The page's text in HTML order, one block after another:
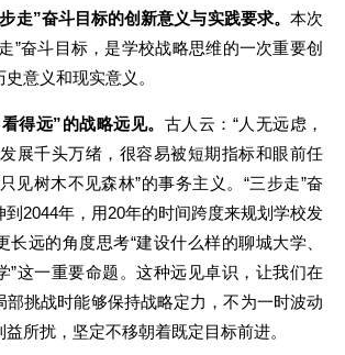
走”奋斗目标的创新意义与实践要求。 本次
”奋斗目标，是学校战略思维的一次重要创
意义和现实意义。
得远”的战略远见。 古人云：“人无远虑，
展千头万绪，很容易被短期指标和眼前任
见树木不见森林”的事务主义。“三步走”奋
到2044年，用20年的时间跨度来规划学校发
长远的角度思考“建设什么样的聊城大学、
”这一重要命题。这种远见卓识，让我们在
部挑战时能够保持战略定力，不为一时波动
所扰，坚定不移朝着既定目标前进。